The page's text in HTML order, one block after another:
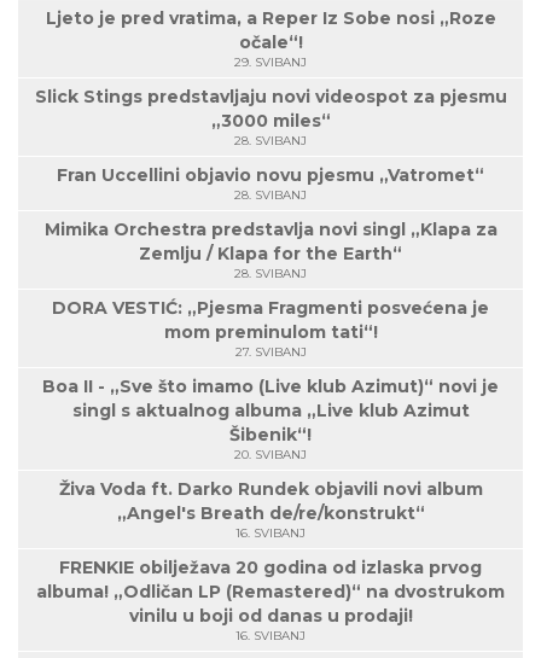
Ljeto je pred vratima, a Reper Iz Sobe nosi „Roze
očale“!
29. SVIBANJ
Slick Stings predstavljaju novi videospot za pjesmu
„3000 miles“
28. SVIBANJ
Fran Uccellini objavio novu pjesmu „Vatromet“
28. SVIBANJ
Mimika Orchestra predstavlja novi singl „Klapa za
Zemlju / Klapa for the Earth“
28. SVIBANJ
DORA VESTIĆ: „Pjesma Fragmenti posvećena je
mom preminulom tati“!
27. SVIBANJ
Boa II - „Sve što imamo (Live klub Azimut)“ novi je
singl s aktualnog albuma „Live klub Azimut
Šibenik“!
20. SVIBANJ
Živa Voda ft. Darko Rundek objavili novi album
„Angel's Breath de/re/konstrukt“
16. SVIBANJ
FRENKIE obilježava 20 godina od izlaska prvog
albuma! „Odličan LP (Remastered)“ na dvostrukom
vinilu u boji od danas u prodaji!
16. SVIBANJ